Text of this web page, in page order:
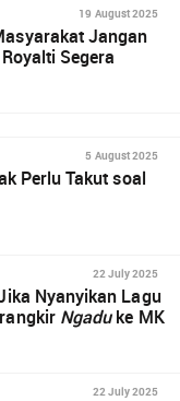
19 August 2025
Jangan
Segera
5 August 2025
Perlu Takut soal
22 July 2025
Nyanyikan Lagu
Ngaduke MK
22 July 2025